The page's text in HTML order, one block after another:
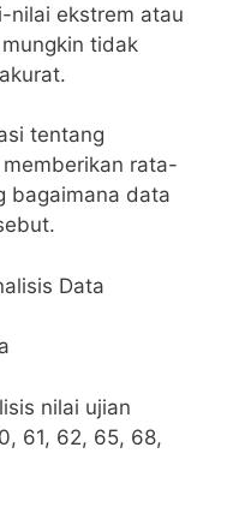
nilai ekstrem atau
tidak
tentang
rata-
bagaimana data
Data
nilai ujian
61, 62, 65, 68,